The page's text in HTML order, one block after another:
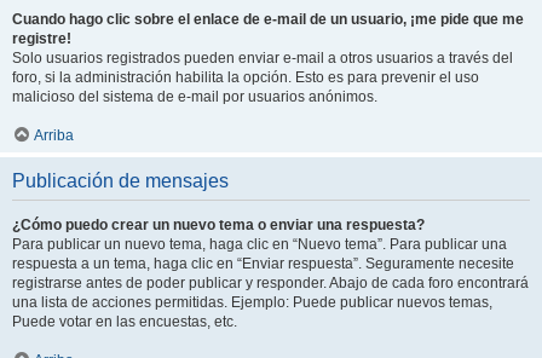
Cuando hago clic sobre el enlace de e-mail de un usuario, ¡me pide que me
registre!
Solo usuarios registrados pueden enviar e-mail a otros usuarios a través del
foro, si la administración habilita la opción. Esto es para prevenir el uso
malicioso del sistema de e-mail por usuarios anónimos.
Arriba
Publicación de mensajes
¿Cómo puedo crear un nuevo tema o enviar una respuesta?
Para publicar un nuevo tema, haga clic en “Nuevo tema”. Para publicar una
respuesta a un tema, haga clic en “Enviar respuesta”. Seguramente necesite
registrarse antes de poder publicar y responder. Abajo de cada foro encontrará
una lista de acciones permitidas. Ejemplo: Puede publicar nuevos temas,
Puede votar en las encuestas, etc.